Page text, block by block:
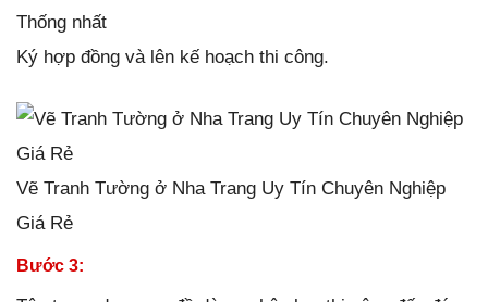
Thống nhất
Ký hợp đồng và lên kế hoạch thi công.
Vẽ Tranh Tường ở Nha Trang Uy Tín Chuyên Nghiệp
Giá Rẻ
Bước 3: